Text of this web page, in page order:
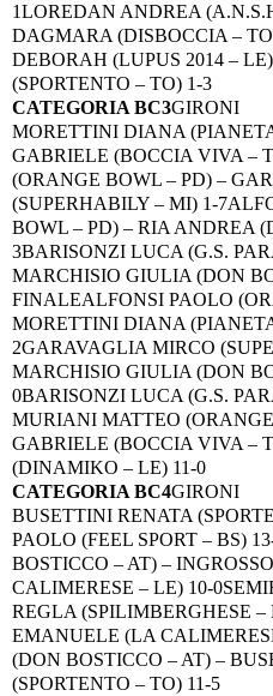
1LOREDAN ANDREA
DAGMARA (DISBOCCIA –
DEBORAH (LUPUS 2014 –
(SPORTENTO – TO) 1-3
CATEGORIA BC3GIRONI
MORETTINI DIANA
GABRIELE (BOCCIA VIVA –
(ORANGE BOWL – PD) –
(SUPERHABILY – MI) 1-7
BOWL – PD) – RIA ANDREA
3BARISONZI LUCA (G.S.
MARCHISIO GIULIA (DON
FINALEALFONSI PAOLO
MORETTINI DIANA
2GARAVAGLIA MIRCO
MARCHISIO GIULIA (DON
0BARISONZI LUCA (G.S.
MURIANI MATTEO
GABRIELE (BOCCIA VIVA –
(DINAMIKO – LE) 11-0
CATEGORIA BC4GIRONI
BUSETTINI RENATA
PAOLO (FEEL SPORT – BS)
BOSTICCO – AT) –
CALIMERESE – LE) 10-0
REGLA (SPILIMBERGHESE –
EMANUELE (LA
(DON BOSTICCO – AT) –
(SPORTENTO – TO) 11-5